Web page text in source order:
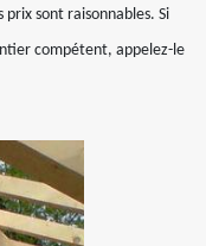
sont raisonnables. Si
compétent, appelez-le